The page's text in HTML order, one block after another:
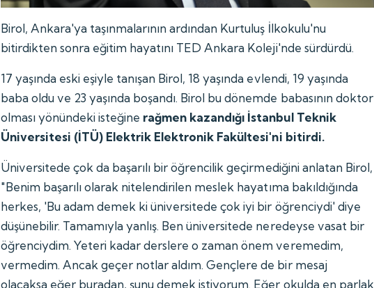
Birol, Ankara'ya taşınmalarının ardından Kurtuluş İlkokulu'nu
bitirdikten sonra eğitim hayatını TED Ankara Koleji'nde sürdürdü.
17 yaşında eski eşiyle tanışan Birol, 18 yaşında evlendi, 19 yaşında
baba oldu ve 23 yaşında boşandı. Birol bu dönemde babasının doktor
olması yönündeki isteğine rağmen kazandığı İstanbul Teknik
Üniversitesi (İTÜ) Elektrik Elektronik Fakültesi'ni bitirdi.
Üniversitede çok da başarılı bir öğrencilik geçirmediğini anlatan Birol,
"Benim başarılı olarak nitelendirilen meslek hayatıma bakıldığında
herkes, 'Bu adam demek ki üniversitede çok iyi bir öğrenciydi' diye
düşünebilir. Tamamıyla yanlış. Ben üniversitede neredeyse vasat bir
öğrenciydim. Yeteri kadar derslere o zaman önem veremedim,
vermedim. Ancak geçer notlar aldım. Gençlere de bir mesaj
olacaksa eğer buradan, şunu demek istiyorum. Eğer okulda en parlak